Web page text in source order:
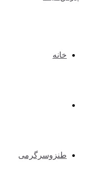
خانه
طنزوسرگرمی